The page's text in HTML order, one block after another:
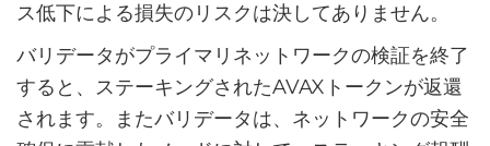
ス低下による損失のリスクは決してありません。
バリデータがプライマリネットワークの検証を終了
すると、ステーキングされたAVAXトークンが返還
されます。またバリデータは、ネットワークの安全